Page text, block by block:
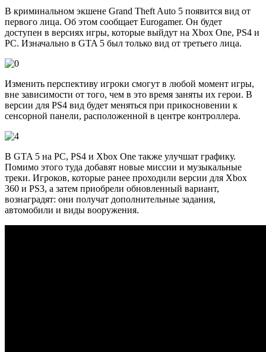
В криминальном экшене Grand Theft Auto 5 появится вид от
первого лица. Об этом сообщает Eurogamer. Он будет
доступен в версиях игры, которые выйдут на Xbox One, PS4 и
PC. Изначально в GTA 5 был только вид от третьего лица.
Изменить перспективу игроки смогут в любой момент игры,
вне зависимости от того, чем в это время заняты их герои. В
версии для PS4 вид будет меняться при прикосновении к
сенсорной панели, расположенной в центре контроллера.
В GTA 5 на PC, PS4 и Xbox One также улучшат графику.
Помимо этого туда добавят новые миссии и музыкальные
треки. Игроков, которые ранее проходили версии для Xbox
360 и PS3, а затем приобрели обновленный вариант,
вознаградят: они получат дополнительные задания,
автомобили и виды вооружения.